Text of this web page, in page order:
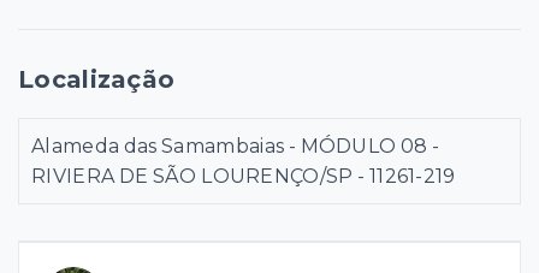
Localização
Alameda das Samambaias - MÓDULO 08 -
RIVIERA DE SÃO LOURENÇO/SP - 11261-219